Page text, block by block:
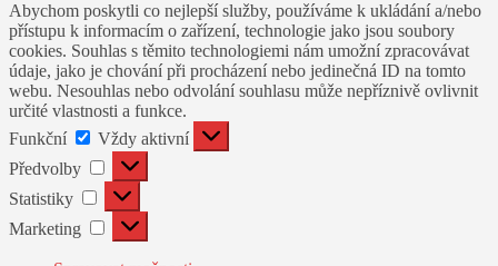
Abychom poskytli co nejlepší služby, používáme k ukládání a/nebo
přístupu k informacím o zařízení, technologie jako jsou soubory
cookies. Souhlas s těmito technologiemi nám umožní zpracovávat
údaje, jako je chování při procházení nebo jedinečná ID na tomto
webu. Nesouhlas nebo odvolání souhlasu může nepříznivě ovlivnit
určité vlastnosti a funkce.
Funkční
Funkční
Vždy aktivní
Předvolby
Předvolby
Statistiky Statistiky
Marketing Marketing